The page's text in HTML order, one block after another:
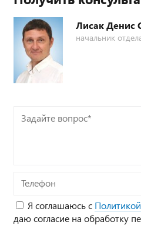
Лисак Денис
начальник
Задайте
вопрос*
Телефон
Я соглашаюсь с
даю согласие на обработку